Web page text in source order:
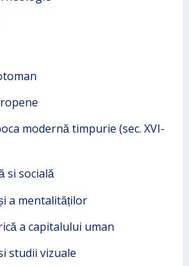
modernă timpurie (sec. XVI-
si socială
a mentalităților
a capitalului uman
studii vizuale